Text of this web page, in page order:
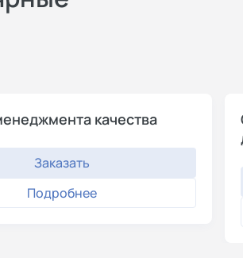
качества
Заказать
Подробнее